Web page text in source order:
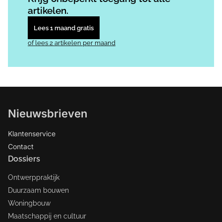
artikelen.
Lees 1 maand gratis
of lees 2 artikelen per maand
Nieuwsbrieven
Klantenservice
Contact
Dossiers
Ontwerppraktijk
Duurzaam bouwen
Woningbouw
Maatschappij en cultuur